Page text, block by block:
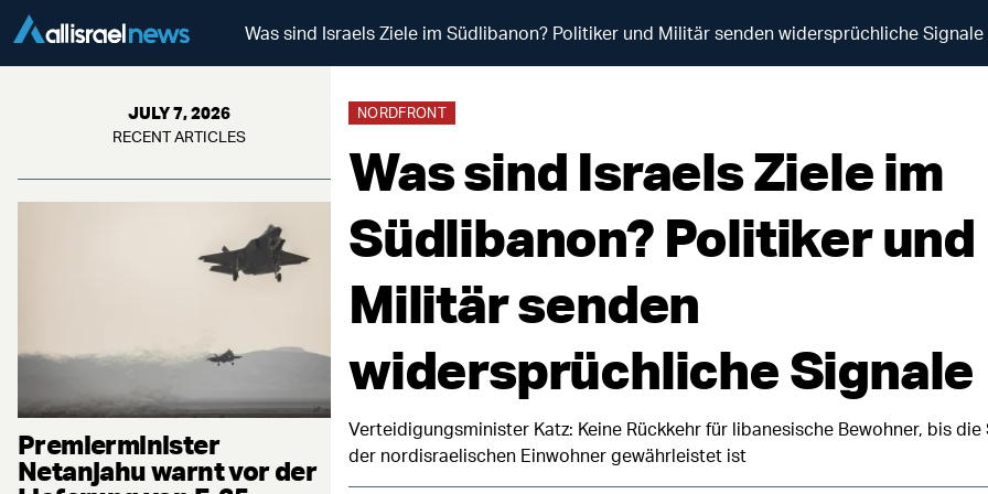
Was sind Israels Ziele im Südlibanon? Politiker und Militär senden widersprüchliche Signale
JULY 7, 2026
RECENT ARTICLES
Premierminister
Netanjahu warnt vor der
NORDFRONT
Was sind Israels Ziele im
Südlibanon? Politiker und
Militär senden
widersprüchliche Signale
Verteidigungsminister Katz: Keine Rückkehr für libanesische Bewohner, bis
der nordisraelischen Einwohner gewährleistet ist